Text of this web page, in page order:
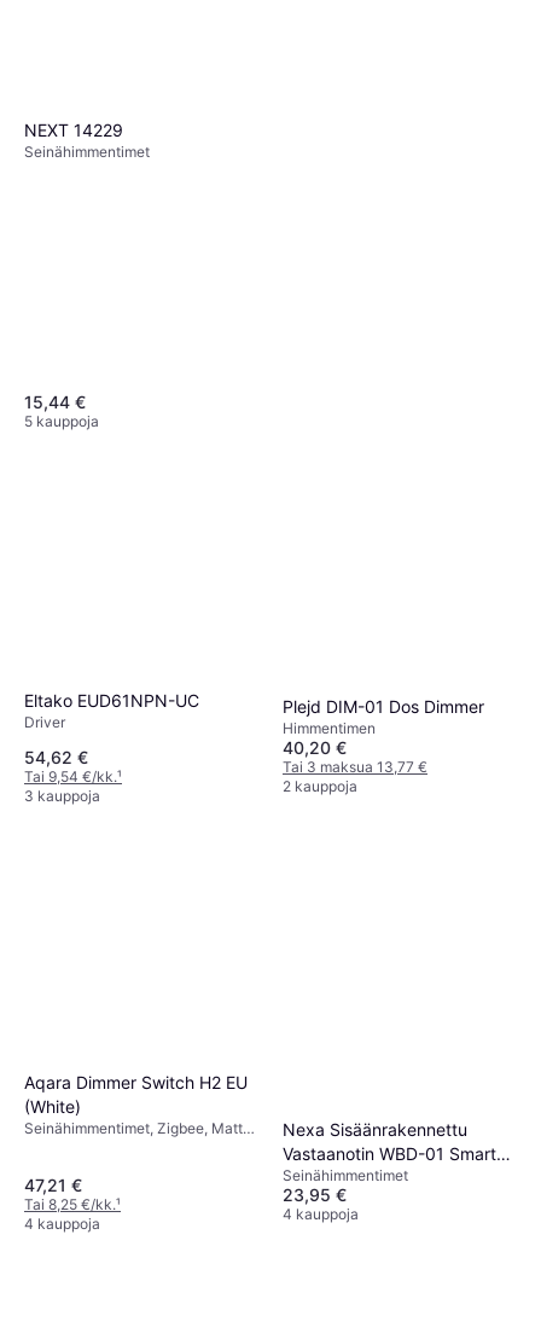
NEXT 14229
Seinähimmentimet
15,44 €
5 kauppoja
Eltako EUD61NPN-UC
Driver
54,62 €
Tai 9,54 €/kk.¹
3 kauppoja
Plejd DIM-01 Dos Dimmer
Himmentimen
40,20 €
Tai 3 maksua 13,77 €
2 kauppoja
Aqara Dimmer Switch H2 EU
(White)
Seinähimmentimet, Zigbee, Matter,
47,21 €
Tai 8,25 €/kk.¹
4 kauppoja
Nexa Sisäänrakennettu
Vastaanotin WBD-01 Smart
Dimmer 250W
Seinähimmentimet
23,95 €
4 kauppoja